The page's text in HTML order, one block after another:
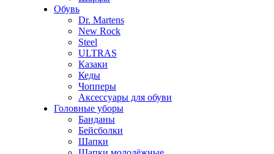
Обувь
Dr. Martens
New Rock
Steel
ULTRAS
Казаки
Кеды
Чопперы
Аксессуары для обуви
Головные уборы
Банданы
Бейсболки
Шапки